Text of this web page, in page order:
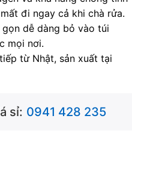
đi ngay cả khi chà rửa.
dễ dàng bỏ vào túi
mọi nơi.
từ Nhật, sản xuất tại
sỉ: 0941 428 235